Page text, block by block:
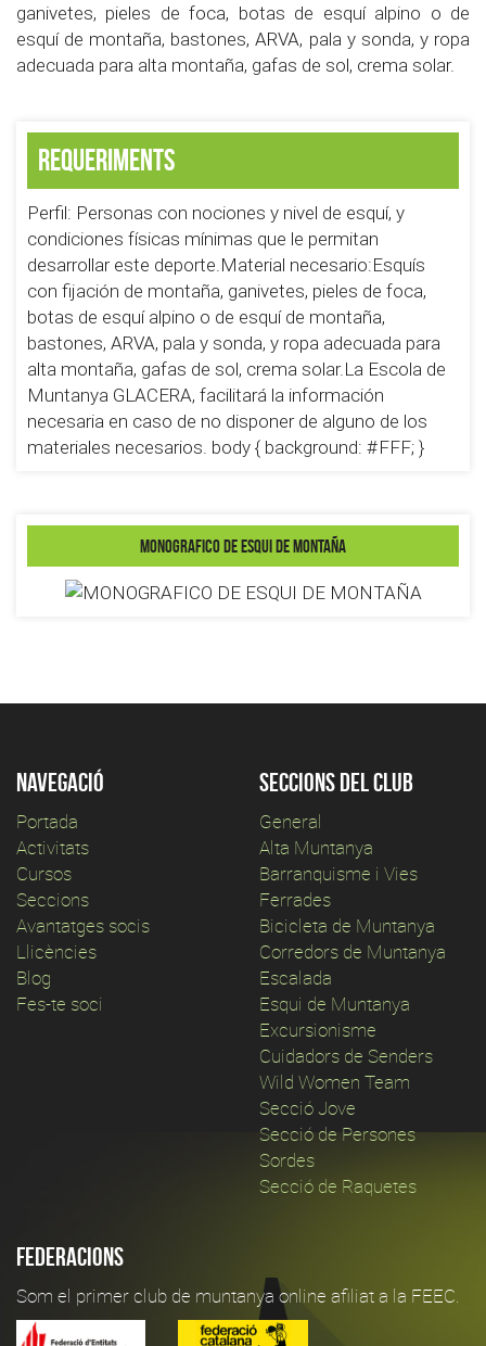
ganivetes, pieles de foca, botas de esquí alpino o de
esquí de montaña, bastones, ARVA, pala y sonda, y ropa
adecuada para alta montaña, gafas de sol, crema solar.
Requeriments
Perfil: Personas con nociones y nivel de esquí, y
condiciones físicas mínimas que le permitan
desarrollar este deporte.Material necesario:Esquís
con fijación de montaña, ganivetes, pieles de foca,
botas de esquí alpino o de esquí de montaña,
bastones, ARVA, pala y sonda, y ropa adecuada para
alta montaña, gafas de sol, crema solar.La Escola de
Muntanya GLACERA, facilitará la información
necesaria en caso de no disponer de alguno de los
materiales necesarios. body { background: #FFF; }
MONOGRAFICO DE ESQUI DE MONTAÑA
Navegació
Portada
Activitats
Cursos
Seccions
Avantatges socis
Llicències
Blog
Fes-te soci
Seccions del club
General
Alta Muntanya
Barranquisme i Vies
Ferrades
Bicicleta de Muntanya
Corredors de Muntanya
Escalada
Esqui de Muntanya
Excursionisme
Cuidadors de Senders
Wild Women Team
Secció Jove
Secció de Persones
Sordes
Secció de Raquetes
Federacions
Som el primer club de muntanya online afiliat a la FEEC.